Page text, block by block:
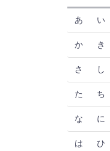
あ い
か き
さ し
た ち
な に
は ひ